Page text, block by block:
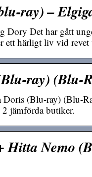
ray) –
Det har gått
ett härligt liv vid
ray) (Blu-
Doris (Blu-ray) (Blu-
jämförda butiker.
Hitta Nemo